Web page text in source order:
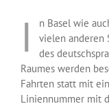
I
n Basel wie
vielen anderen
des
Raumes werden
Fahrten statt mit
Liniennummer mit